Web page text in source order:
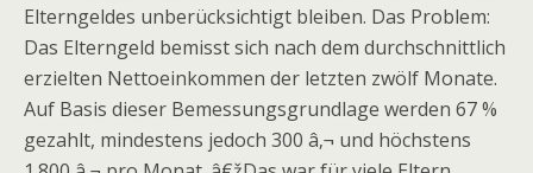
Elterngeldes unberücksichtigt bleiben. Das Problem:
Das Elterngeld bemisst sich nach dem durchschnittlich
erzielten Nettoeinkommen der letzten zwölf Monate.
Auf Basis dieser Bemessungsgrundlage werden 67 %
gezahlt, mindestens jedoch 300 â‚¬ und höchstens